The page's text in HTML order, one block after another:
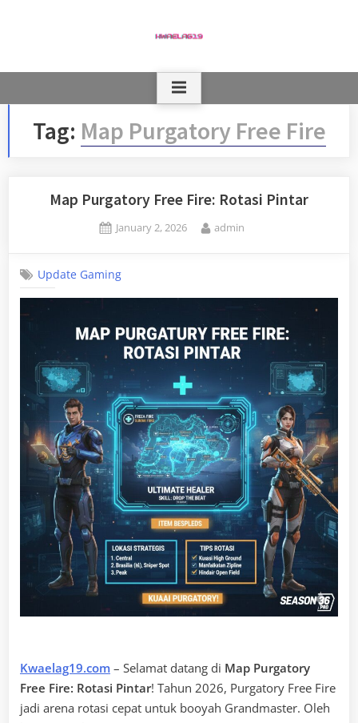
Tag: Map Purgatory Free Fire
Map Purgatory Free Fire: Rotasi Pintar
Posted
January 2, 2026 By
admin
Update Gaming
Kwaelag19.com – Selamat datang di Map Purgatory
Free Fire: Rotasi Pintar! Tahun 2026, Purgatory Free Fire
jadi arena rotasi cepat untuk booyah Grandmaster. Oleh